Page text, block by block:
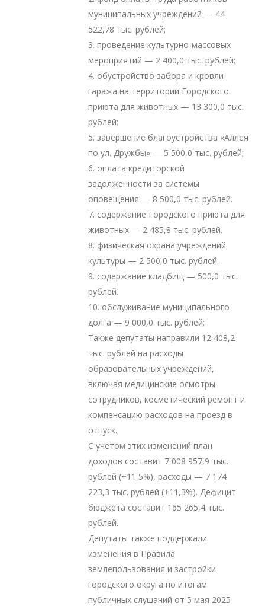
муниципальных учреждений — 44
522,78 тыс. рублей;
3. проведение культурно-массовых
мероприятий — 2 400,0 тыс. рублей;
4. обустройство забора и кровли
гаража на территории Городского
приюта для животных — 13 300,0 тыс.
рублей;
5. завершение благоустройства «Аллея
по ул. Дружбы» — 5 500,0 тыс. рублей;
6. оплата кредиторской
задолженности за системы
оповещения — 8 500,0 тыс. рублей.
7. содержание Городского приюта для
животных — 2 485,8 тыс. рублей.
8. физическая охрана учреждений
культуры — 2 500,0 тыс. рублей.
9. содержание кладбищ — 500,0 тыс.
рублей.
10. обслуживание муниципального
долга — 9 000,0 тыс. рублей;
Также депутаты направили 12 408,2
тыс. рублей на расходы
образовательных учреждений,
включая медицинские осмотры
сотрудников, косметический ремонт и
компенсацию расходов на проезд в
отпуск.
С учетом этих изменений план
доходов составит 7 008 957,9 тыс.
рублей (+11,5%), расходы — 7 174
223,3 тыс. рублей (+11,3%). Дефицит
бюджета составит 165 265,4 тыс.
рублей.
Депутаты также поддержали
изменения в Правила
землепользования и застройки
городского округа по итогам
публичных слушаний от 5 мая 2025